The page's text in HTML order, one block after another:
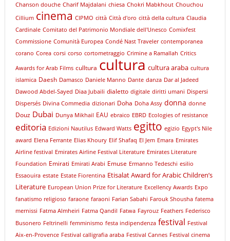
Chanson douche Charif Majdalani chiesa Chokri Mabkhout Chouchou
Cillium cinema CIPMO città Città d'oro città della cultura Claudia
Cardinale Comitato del Patrimonio Mondiale dell'Unesco Comixfest
Commissione Comunità Europea Condé Nast Traveler contemporanea
corano Corea corsi corso cortometraggio Crimine a Ramallah Critics
Awards for Arab Films culltura cultura cultura araba cultura
islamica Daesh Damasco Daniele Manno Dante danza Dar al Jadeed
Dawood Abdel-Sayed Diaa Jubaili dialetto digitale diritti umani Dispersi
Dispersés Divina Commedia dizionari Doha Doha Assy donna donne
Douz Dubai Dunya Mikhail EAU ebraico EBRD Ecologies of resistance
editoria Edizioni Nautilus Edward Watts egitto egizio Egypt's Nile
award Elena Ferrante Elias Khoury Elif Shafaq El Jem Emara Emirates
Airline festival Emirates Airline Festival Literature Emirates Literature
Foundation Emirati Emirati Arabi Emuse Ermanno Tedeschi esilio
Essaouira estate Estate Fiorentina Etisalat Award for Arabic Children’s
Literature European Union Prize for Literature Excellency Awards Expo
fanatismo religioso faraone faraoni Farian Sabahi Farouk Shousha fatema
mernissi Fatma Almheiri Fatma Qandil Fatwa Fayrouz Feathers Federisco
Busonero Feltrinelli femminismo festa indipendenza festival Festival
Aix-en-Provence Festival calligrafia araba Festival Cannes Festival cinema